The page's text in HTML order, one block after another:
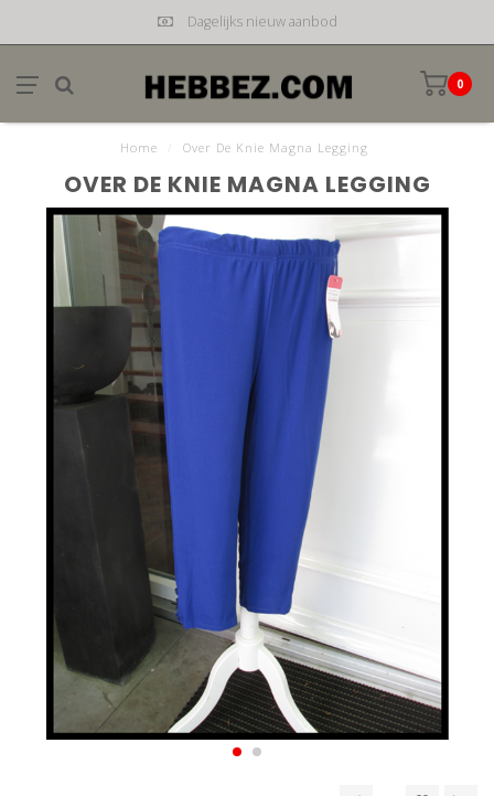
Dagelijks nieuw aanbod
0
Home Over De Knie Magna Legging
OVER DE KNIE MAGNA LEGGING